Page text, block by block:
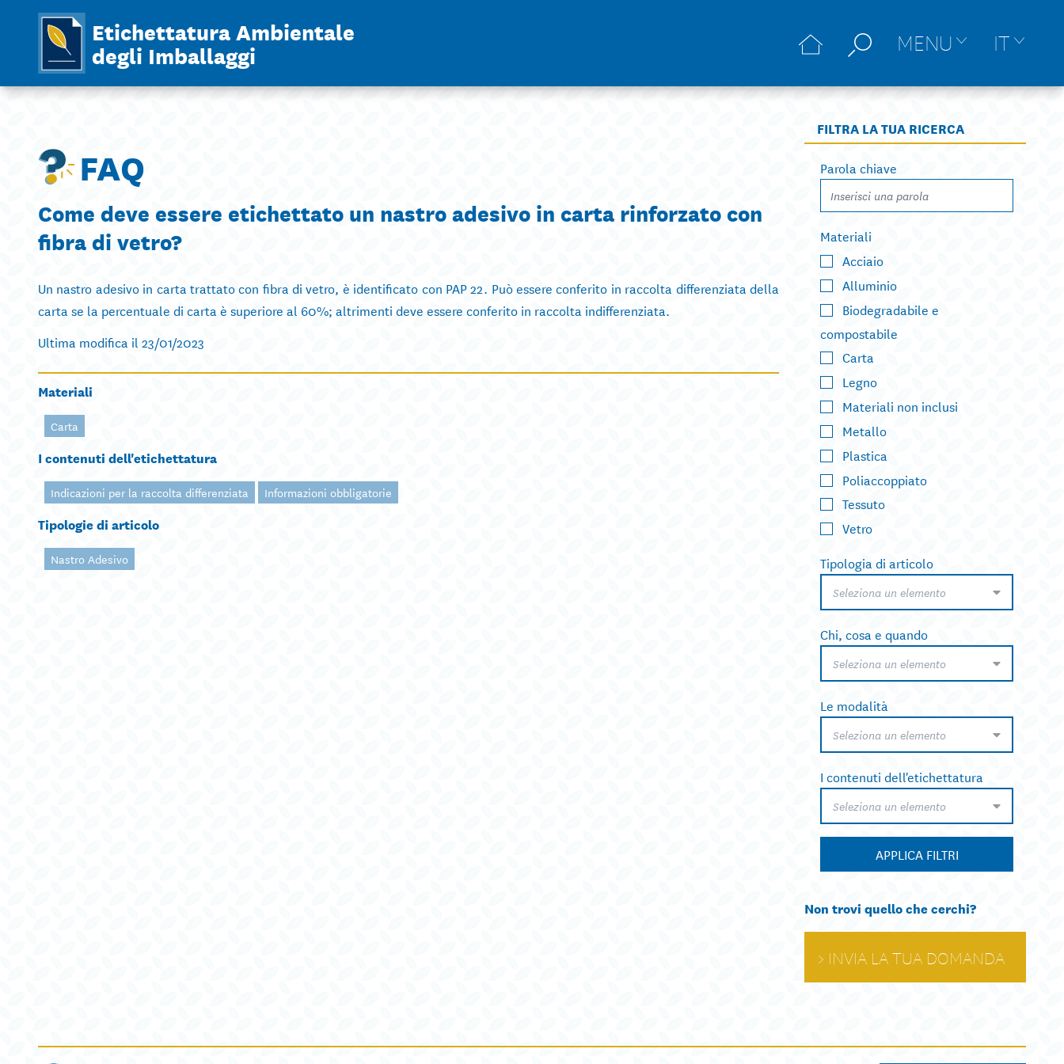
Etichettatura Ambientale
degli Imballaggi MENU IT
FAQ
Come deve essere etichettato un nastro adesivo in carta rinforzato con
fibra di vetro?
Un nastro adesivo in carta trattato con fibra di vetro, è identificato con PAP 22. Può essere conferito in raccolta differenziata della
carta se la percentuale di carta è superiore al 60%; altrimenti deve essere conferito in raccolta indifferenziata.
Ultima modifica il 23/01/2023
Materiali
Carta
I contenuti dell'etichettatura
Indicazioni per la raccolta differenziata Informazioni obbligatorie
Tipologie di articolo
Nastro Adesivo
FILTRA LA TUA RICERCA
Parola chiave
Materiali
Acciaio
Alluminio
Biodegradabile e
compostabile
Carta
Legno
Materiali non inclusi
Metallo
Plastica
Poliaccoppiato
Tessuto
Vetro
Tipologia di articolo
Seleziona un elemento
Chi, cosa e quando
Seleziona un elemento
Le modalità
Seleziona un elemento
I contenuti dell'etichettatura
Seleziona un elemento
APPLICA FILTRI
Non trovi quello che cerchi?
INVIA LA TUA DOMANDA